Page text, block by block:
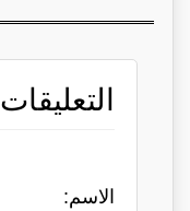
التعليقات
الاسم: